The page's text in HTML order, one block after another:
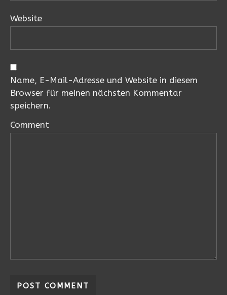
Website
Name, E-Mail-Adresse und Website in diesem
Browser für meinen nächsten Kommentar
speichern.
Comment